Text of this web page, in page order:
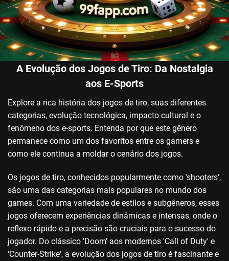
A Evolução dos Jogos de Tiro: Da Nostalgia
aos E-Sports
Explore a rica história dos jogos de tiro, suas diferentes
categorias, evolução tecnológica, impacto cultural e o
fenômeno dos e-sports. Entenda por que este gênero
permanece como um dos favoritos entre os gamers e
como ele continua a moldar o cenário dos jogos.
Os jogos de tiro, conhecidos popularmente como 'shooters',
são uma das categorias mais populares no mundo dos
games. Com uma variedade de estilos e subgêneros, esses
jogos oferecem experiências dinâmicas e intensas, onde o
reflexo rápido e a precisão são cruciais para o sucesso do
jogador. Do clássico 'Doom' aos modernos 'Call of Duty' e
'Counter-Strike', a evolução dos jogos de tiro é fascinante e